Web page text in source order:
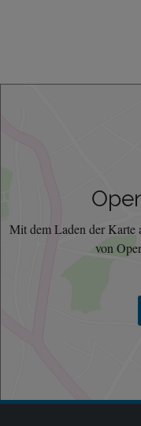
Mit dem Laden der Karte
von